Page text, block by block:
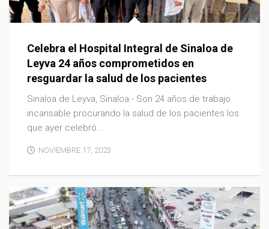
Celebra el Hospital Integral de Sinaloa de
Leyva 24 años comprometidos en
resguardar la salud de los pacientes
Sinaloa de Leyva, Sinaloa.- Son 24 años de trabajo
incansable procurando la salud de los pacientes los
que ayer celebró...
NOVIEMBRE 17, 2023